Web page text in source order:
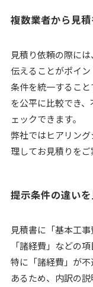
複数業者から見
見積り依頼の際に
伝えることがポイン
条件を統一するこ
を公平に比較でき
ェックできます。
弊社ではヒアリン
理してお見積りをご
提示条件の違い
見積書に「基本工
「諸経費」などの
特に「諸経費」が
あるため、内訳の説